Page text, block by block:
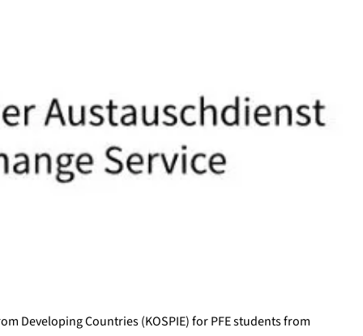
Developing Countries (KOSPIE) for PFE students from